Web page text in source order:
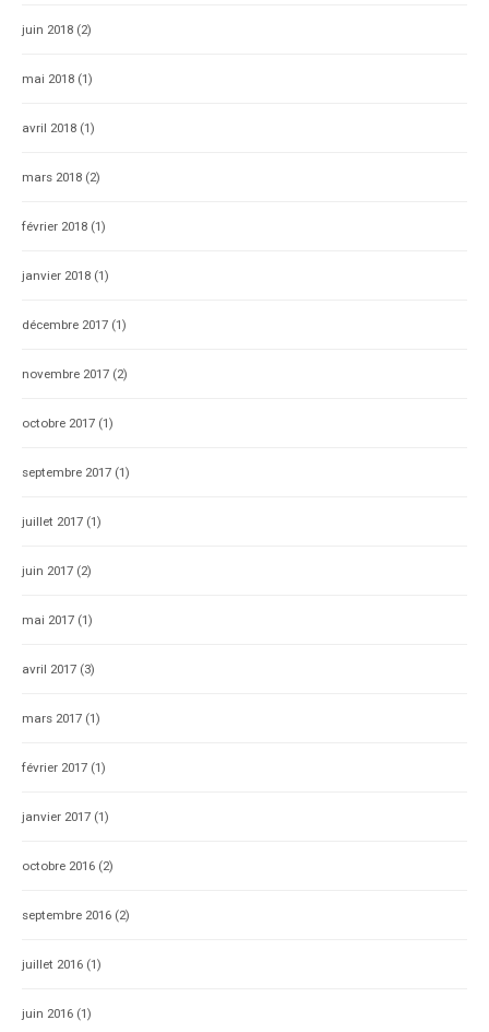
juin 2018 (2)
mai 2018 (1)
avril 2018 (1)
mars 2018 (2)
février 2018 (1)
janvier 2018 (1)
décembre 2017 (1)
novembre 2017 (2)
octobre 2017 (1)
septembre 2017 (1)
juillet 2017 (1)
juin 2017 (2)
mai 2017 (1)
avril 2017 (3)
mars 2017 (1)
février 2017 (1)
janvier 2017 (1)
octobre 2016 (2)
septembre 2016 (2)
juillet 2016 (1)
juin 2016 (1)